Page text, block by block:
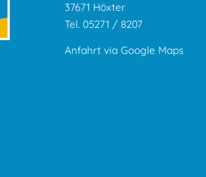
37671 Höxter
Tel. 05271 / 8207
Anfahrt via Google Maps